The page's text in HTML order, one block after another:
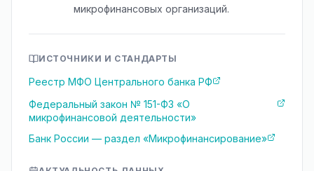
микрофинансовых организаций.
ИСТОЧНИКИ И СТАНДАРТЫ
Реестр МФО Центрального банка РФ
Федеральный закон № 151-ФЗ «О
микрофинансовой деятельности»
Банк России — раздел «Микрофинансирование»